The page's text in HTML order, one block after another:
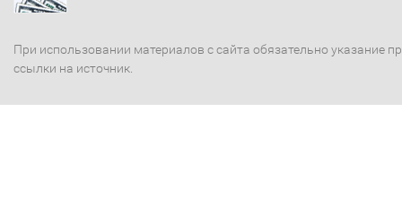
При использовании материалов с сайта обязательно указание
ссылки на источник.